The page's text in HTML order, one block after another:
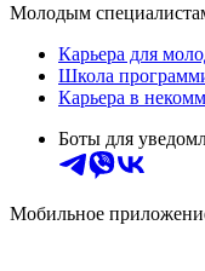
Молодым
Карьера для
Школа
Карьера в
Боты для
Мобильное